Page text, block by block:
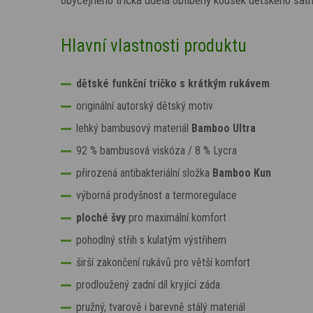
Hlavní vlastnosti produktu
dětské funkční tričko s krátkým rukávem
originální autorský dětský motiv
lehký bambusový materiál Bamboo Ultra
92 % bambusová viskóza / 8 % Lycra
přirozená antibakteriální složka Bamboo Kun
výborná prodyšnost a termoregulace
ploché švy pro maximální komfort
pohodlný střih s kulatým výstřihem
širší zakončení rukávů pro větší komfort
prodloužený zadní díl kryjící záda
pružný, tvarově i barevně stálý materiál